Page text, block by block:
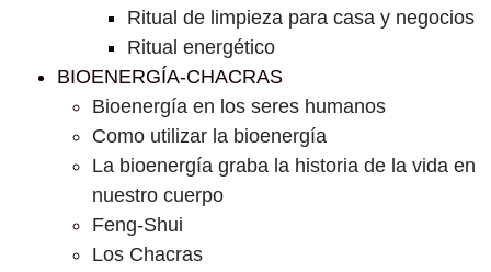
Ritual de limpieza para casa y negocios
Ritual energético
BIOENERGÍA-CHACRAS
Bioenergía en los seres humanos
Como utilizar la bioenergía
La bioenergía graba la historia de la vida en
nuestro cuerpo
Feng-Shui
Los Chacras